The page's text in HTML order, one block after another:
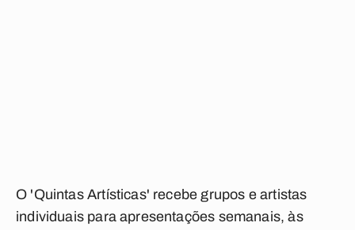
O 'Quintas Artísticas' recebe grupos e artistas
individuais para apresentações semanais, às